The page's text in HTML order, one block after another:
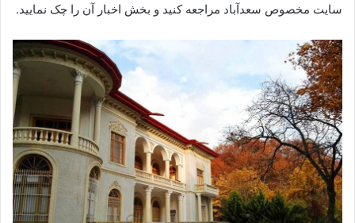
سایت مخصوص سعدآباد مراجعه کنید و بخش اخبار آن را چک نمایید.